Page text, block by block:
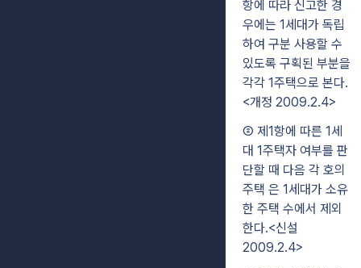
항에 따라 신고한 경
우에는 1세대가 독립
하여 구분 사용할 수
있도록 구획된 부분을
각각 1주택으로 본다.
<개정 2009.2.4>
② 제1항에 따른 1세
대 1주택자 여부를 판
단할 때 다음 각 호의
주택 은 1세대가 소유
한 주택 수에서 제외
한다.<신설
2009.2.4>